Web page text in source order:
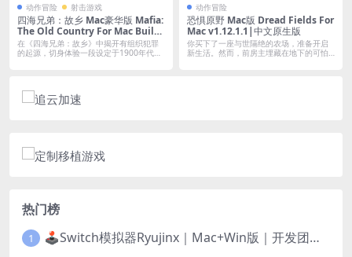
动作冒险 射击游戏
四海兄弟：故乡 Mac豪华版 Mafia:
The Old Country For Mac Build.
20960235｜中文移植版｜全DLC
在《四海兄弟：故乡》中揭开有组织犯罪
的起源，切身体验一段设定于1900年代西
动作冒险
恐惧原野 Mac版 Dread Fields For
Mac v1.12.1.1|中文原生版
你买下了一座与世隔绝的农场，准备开启
新生活。然而，前房主埋藏在地下的可怕
热门榜
1 🕹️Switch模拟器Ryujinx｜Mac+Win版｜开发团队已解散此乃最后的绝唱版本